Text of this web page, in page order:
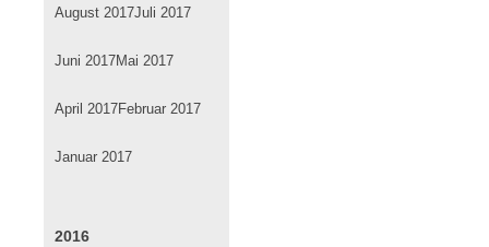
August 2017Juli 2017
Juni 2017Mai 2017
April 2017Februar 2017
Januar 2017
2016